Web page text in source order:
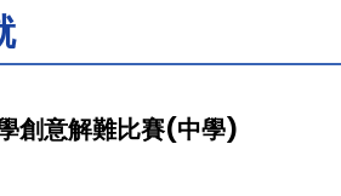
創意解難比賽(中學)